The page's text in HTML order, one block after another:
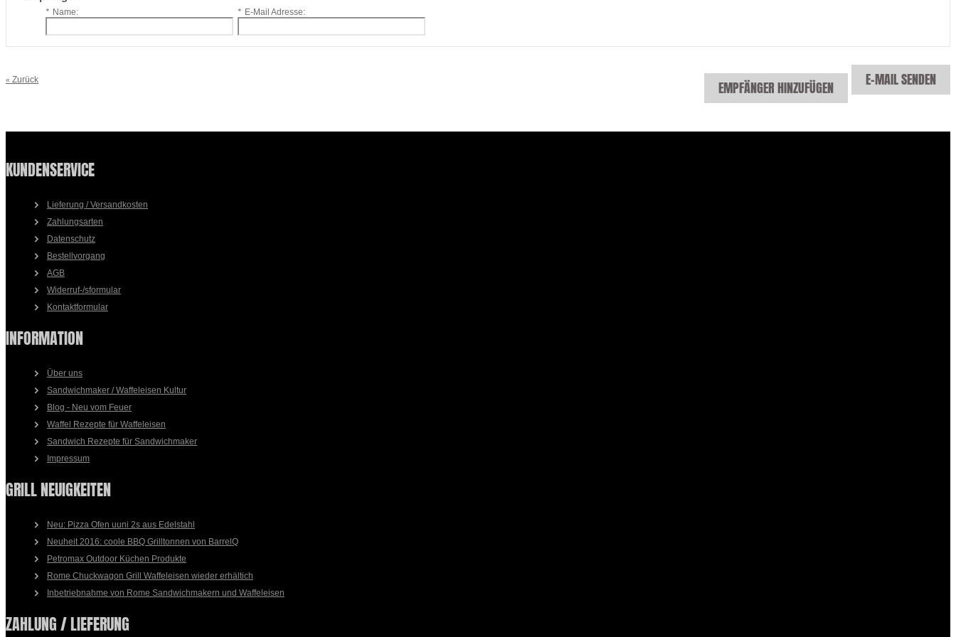
* Name: * E-Mail Adresse:
« Zurück E-MAIL SENDEN
EMPFÄNGER HINZUFÜGEN
KUNDENSERVICE
Lieferung / Versandkosten
Zahlungsarten
Datenschutz
Bestellvorgang
AGB
Widerruf-/sformular
Kontaktformular
INFORMATION
Über uns
Sandwichmaker / Waffeleisen Kultur
Blog - Neu vom Feuer
Waffel Rezepte für Waffeleisen
Sandwich Rezepte für Sandwichmaker
Impressum
GRILL NEUIGKEITEN
Neu: Pizza Ofen uuni 2s aus Edelstahl
Neuheit 2016: coole BBQ Grilltonnen von BarrelQ
Petromax Outdoor Küchen Produkte
Rome Chuckwagon Grill Waffeleisen wieder erhältich
Inbetriebnahme von Rome Sandwichmakern und Waffeleisen
ZAHLUNG / LIEFERUNG